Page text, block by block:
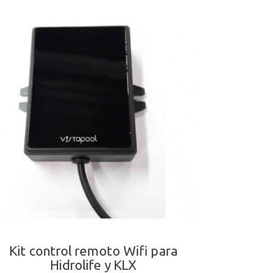
Kit control remoto Wifi para
Hidrolife y KLX